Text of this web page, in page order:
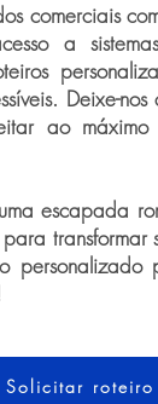
comerciais
a
Deixe-
ao
escapada
Solicitar roteiro